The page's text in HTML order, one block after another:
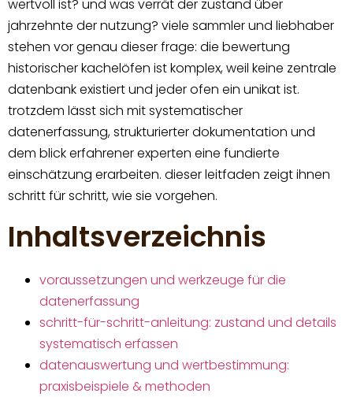
wertvoll ist? und was verrät der zustand über
jahrzehnte der nutzung? viele sammler und liebhaber
stehen vor genau dieser frage: die bewertung
historischer kachelöfen ist komplex, weil keine zentrale
datenbank existiert und jeder ofen ein unikat ist.
trotzdem lässt sich mit systematischer
datenerfassung, strukturierter dokumentation und
dem blick erfahrener experten eine fundierte
einschätzung erarbeiten. dieser leitfaden zeigt ihnen
schritt für schritt, wie sie vorgehen.
Inhaltsverzeichnis
voraussetzungen und werkzeuge für die
datenerfassung
schritt-für-schritt-anleitung: zustand und details
systematisch erfassen
datenauswertung und wertbestimmung:
praxisbeispiele & methoden